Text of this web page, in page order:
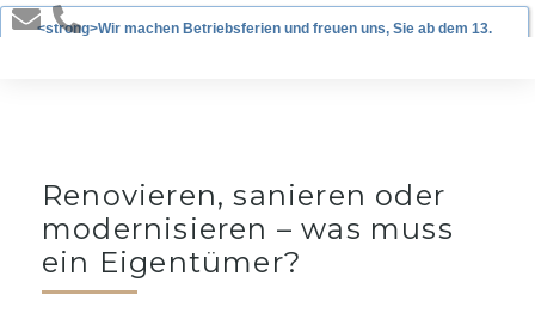
Renovieren, sanieren oder
modernisieren – was muss
ein Eigentümer?
<strong>Wir machen Betriebsferien und freuen uns, Sie ab dem 13.